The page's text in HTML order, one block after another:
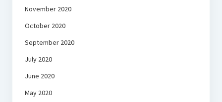
November 2020
October 2020
September 2020
July 2020
June 2020
May 2020